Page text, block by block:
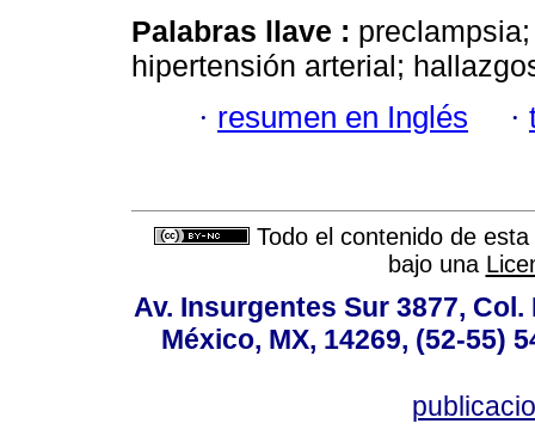
Palabras llave :
hipertensión arterial;
· resumen en Inglés ·
Todo el contenido de
bajo una
Av. Insurgentes Sur 3877,
México, MX, 14269, (52-55)